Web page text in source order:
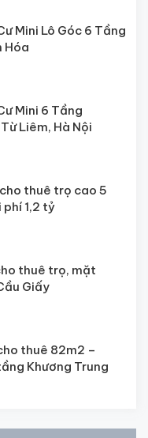
Mini Lô Góc 6 Tầng
Hóa
Mini 6 Tầng
Liêm, Hà Nội
thuê trọ cao 5
1,2 tỷ
thuê trọ, mặt
Giấy
thuê 82m2 –
Khương Trung